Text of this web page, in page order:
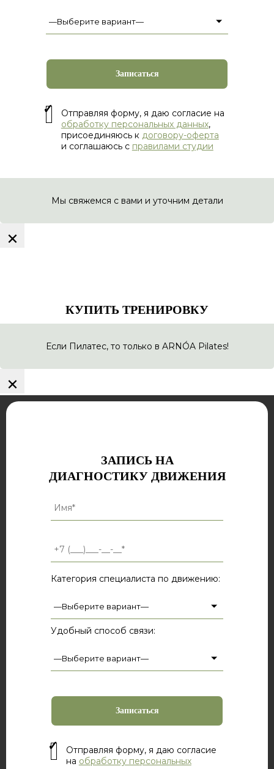
Отправляя форму, я даю согласие на
обработку персональных данных,
присоединяюсь к договору-оферта
и соглашаюсь с правилами студии
Мы свяжемся с вами и уточним детали
×
КУПИТЬ ТРЕНИРОВКУ
Если Пилатес, то только в ARNÓA Pilates!
×
ЗАПИСЬ НА
ДИАГНОСТИКУ ДВИЖЕНИЯ
Категория специалиста по движению:
Удобный способ связи:
Отправляя форму, я даю согласие
на обработку персональных